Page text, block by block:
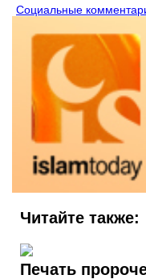
Социальные
Читайте также:
Печать